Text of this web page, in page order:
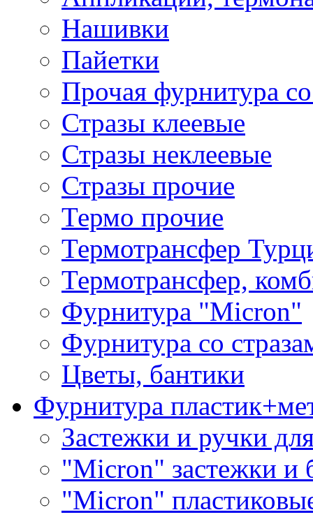
Нашивки
Пайетки
Прочая фурнитура
Стразы клеевые
Стразы неклеевые
Стразы прочие
Термо прочие
Термотрансфер
Термотрансфер,
Фурнитура "Micron"
Фурнитура со
Цветы, бантики
Фурнитура
Застежки и ручки
"Micron" застежки и
"Micron"